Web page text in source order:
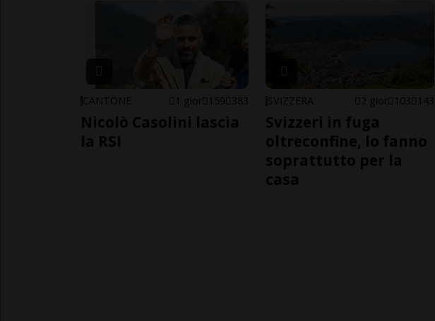
CANTONE 1 gior 159 383
Nicolò Casolini lascia
la RSI
SVIZZERA 2 gior 103 143
Svizzeri in fuga
oltreconfine, lo fanno
soprattutto per la
casa